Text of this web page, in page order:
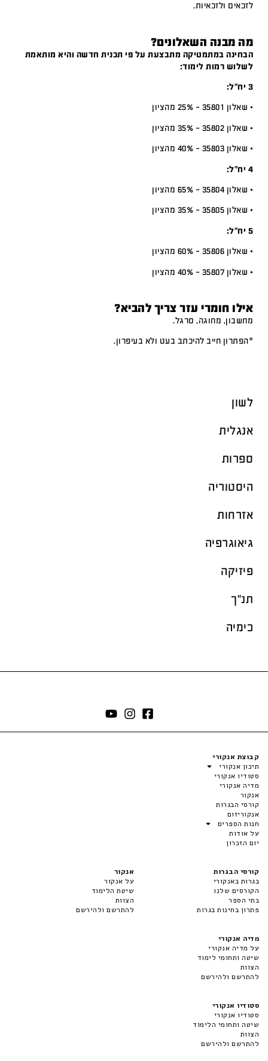
לזכאים ולזכאיות.
מה מבנה השאלונים?
הבחינה במתמטיקה מתבצעת על פי תכנית חדשה והיא מותאמת
לשלוש רמות לימוד:
3 יח”ל:
• שאלון 35801 – 25% מהציון
• שאלון 35802 – 35% מהציון
• שאלון 35803 – 40% מהציון
4 יח”ל:
• שאלון 35804 – 65% מהציון
• שאלון 35805 – 35% מהציון
5 יח”ל:
• שאלון 35806 – 60% מהציון
• שאלון 35807 – 40% מהציון
אילו חומרי עזר צריך להביא?
מחשבון, מחוגה, סרגל.
*הפתרון חייב להיכתב בעט ולא בעיפרון.
לשון
אנגלית
ספרות
היסטוריה
אזרחות
גיאוגרפיה
פיזיקה
תנ"ך
כימיה
קבוצת אנקורי
תיכון אנקורי
סטודיו אנקורי
מדיה אנקורי
אנקור
קורסי הבגרות
אנקוריזום
חנות הספרים
על אודות
יום הזכרון
קורסי הבגרות
בגרות באנקורי
הקורסים שלנו
בתי הספר
פתרון בחינות בגרות
אנקור
על אנקור
שיטת הלימוד
הצוות
להתרשם ולהירשם
מדיה אנקורי
על מדיה אנקורי
שיטה ותחומי לימוד
הצוות
להתרשם ולהירשם
סטודיו אנקורי
סטודיו אנקורי
שיטה ותחומי הלימוד
הצוות
להתרשם ולהירשם